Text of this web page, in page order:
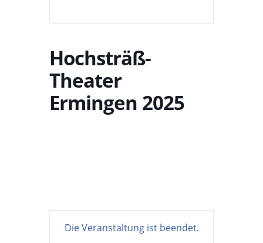
Hochsträß-
Theater
Ermingen 2025
Die Veranstaltung ist beendet.